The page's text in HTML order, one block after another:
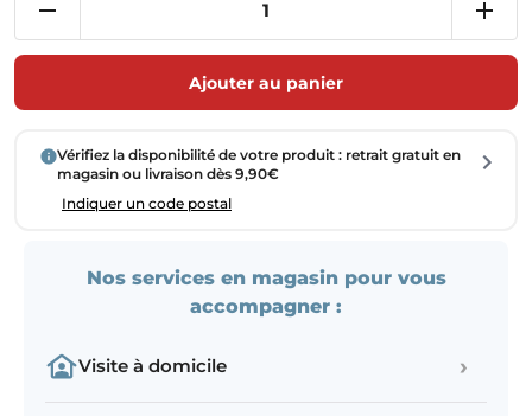
Ajouter au panier
Vérifiez la disponibilité de votre produit : retrait gratuit en
magasin ou livraison dès 9,90€
Indiquer un code postal
Nos services en magasin pour vous
accompagner :
Visite à domicile ›